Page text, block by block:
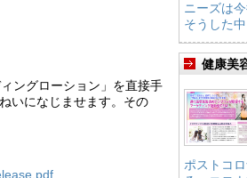
ングローション」を直接手
いになじませます。その
ニーズは
そうした
健康美
ポストコ